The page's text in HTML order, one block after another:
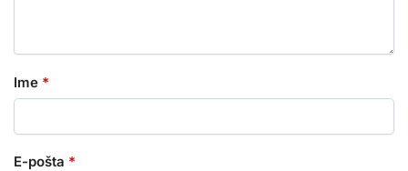
Ime *
E-pošta *